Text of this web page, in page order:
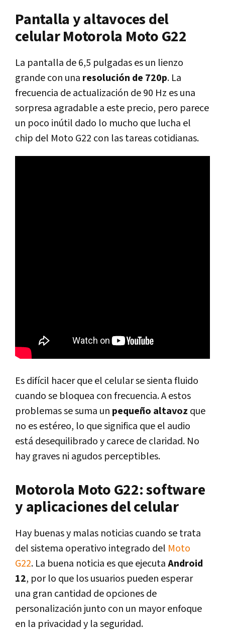
Pantalla y altavoces del
celular Motorola Moto G22
La pantalla de 6,5 pulgadas es un lienzo
grande con una resolución de 720p. La
frecuencia de actualización de 90 Hz es una
sorpresa agradable a este precio, pero parece
un poco inútil dado lo mucho que lucha el
chip del Moto G22 con las tareas cotidianas.
Es difícil hacer que el celular se sienta fluido
cuando se bloquea con frecuencia. A estos
problemas se suma un pequeño altavoz que
no es estéreo, lo que significa que el audio
está desequilibrado y carece de claridad. No
hay graves ni agudos perceptibles.
Motorola Moto G22: software
y aplicaciones del celular
Hay buenas y malas noticias cuando se trata
del sistema operativo integrado del Moto
G22. La buena noticia es que ejecutaAndroid
12, por lo que los usuarios pueden esperar
una gran cantidad de opciones de
personalización junto con un mayor enfoque
en la privacidad y la seguridad.